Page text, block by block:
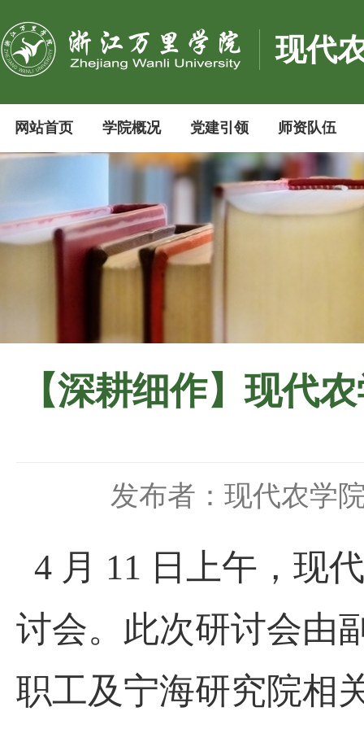
现代
网站首页 学院概况 党建引领 师资队伍
【深耕细作】现代
发布者：现代农学
4 月 11 日上午，现
讨会。此次研讨会由
职工及宁海研究院相